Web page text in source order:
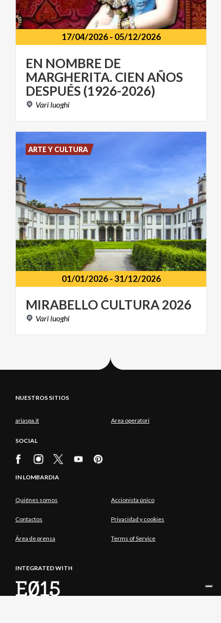
17/04/2026- 05/12/2026
EN NOMBRE DE
MARGHERITA. CIEN AÑOS
DESPUÉS (1926-2026)
Vari luoghi
01/01/2026-31/12/2026
MIRABELLO CULTURA2026
Variluoghi
ARTE Y CULTURA
NUESTROS SITIOS
ariaspa.it Area operatori
SOCIAL
IN LOMBARDIA
Quiénes somos Accionista único
Contactos Privacidad y cookies
Área de prensa Terms of Service
INTEGRATED WITH